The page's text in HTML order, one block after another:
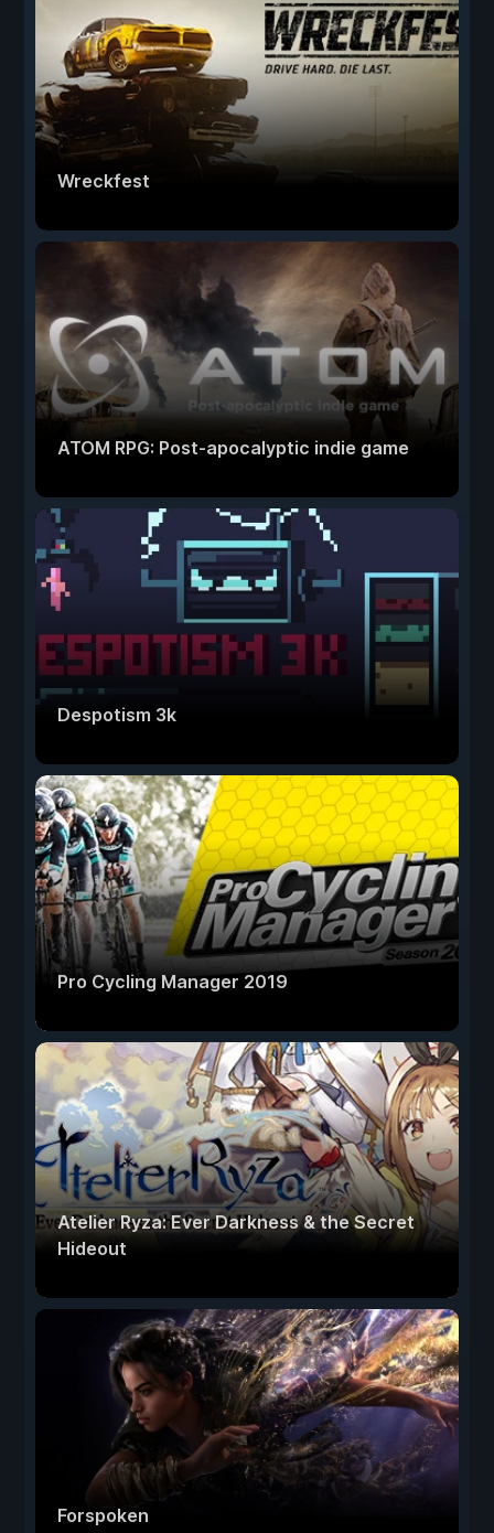
Wreckfest
ATOM RPG: Post-apocalyptic indie game
Despotism 3k
Pro Cycling Manager 2019
Atelier Ryza: Ever Darkness & the Secret
Hideout
Forspoken